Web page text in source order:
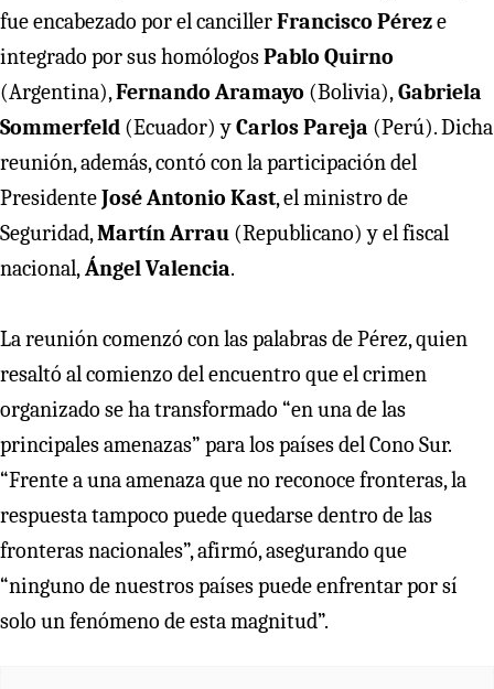
fue encabezado por el cancillerFrancisco Péreze
integrado por sus homólogosPablo Quirno
(Argentina),Fernando Aramayo (Bolivia),Gabriela
Sommerfeld (Ecuador) yCarlos Pareja (Perú). Dicha
reunión, además, contó con la participación del
PresidenteJosé Antonio Kast, el ministro de
Seguridad,Martín Arrau (Republicano) y el fiscal
nacional,Ángel Valencia.
La reunión comenzó con las palabras de Pérez, quien
resaltó al comienzo del encuentro que el crimen
organizado se ha transformado “en una de las
principales amenazas” para los países del Cono Sur.
“Frente a una amenaza que no reconoce fronteras, la
respuesta tampoco puede quedarse dentro de las
fronteras nacionales”, afirmó, asegurando que
“ninguno de nuestros países puede enfrentar por sí
solo un fenómeno de esta magnitud”.